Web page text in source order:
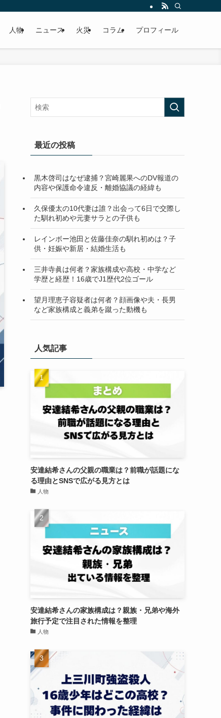
人物 ニュース 火災 コラム プロフィール
最近の投稿
黒木啓司はなぜ逮捕？宮崎麗果へのDV報道の
内容や保護命令違反・離婚協議の経緯も
久保優太の10代妻は誰？出会って6日で交際し
た馴れ初めや元妻サラとの子供も
レインボー池田と佐藤佳奈の馴れ初めは？子
供・妊娠や新居・結婚生活も
三井寺眞は何者？家族構成や高校・中学など
学歴と経歴！16歳でJ1歴代2位ゴール
望月理恵子容疑者は何者？顔画像や夫・長男
など家族構成と義弟を蹴った動機も
人気記事
安達結希さんの父親の職業は？前職が話題にな
る理由とSNSで広がる見方とは
人物
安達結希さんの家族構成は？親族・兄弟や海外
旅行予定で注目された情報を整理
人物